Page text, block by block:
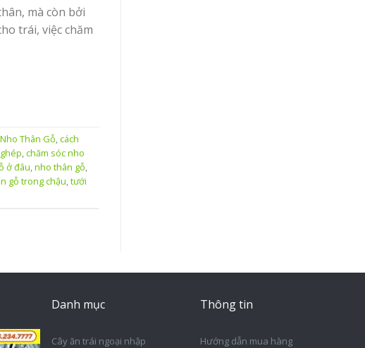
mà còn bởi
trái, việc chăm
Thân Gỗ,cách
,chăm sóc nho
ở đâu,nho thân gỗ,
gỗ trong chậu,tưới
Danh mục
Cây ăn trái ngoại nhập
Thông tin
Hướng dẫn mua hàng